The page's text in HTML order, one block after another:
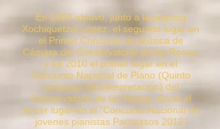
En 2009 obtuvo, junto a la pianista
Xochiquétzal López, el segundo lugar en
el Primer Concurso de Música de
Cámara del Conservatorio de las Rosas,
y en 2010 el primer lugar en el
Concurso Nacional de Piano (Quinto
concurso de Interpretación) del
Conservatorio de las Rosas. Ganó el
tercer lugar en el "Concurso Nacional de
jovenes pianistas Parnassos 2012"